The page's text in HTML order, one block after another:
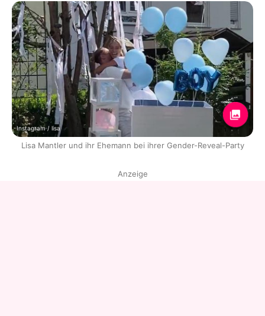
Instagram / lisa
Lisa Mantler und ihr Ehemann bei ihrer Gender-Reveal-Party
Anzeige